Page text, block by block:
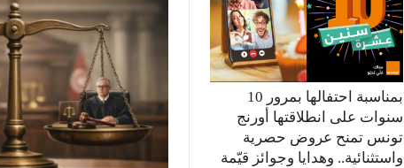
بمناسبة احتفالها بمرور 10
سنوات على انطلاقتها أورنج
تونس تمنح عروض حصرية
واستثنائية.. وهدايا وجوائز قيّمة